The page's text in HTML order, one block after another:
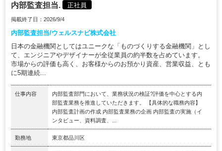
内部監査担当. 正社員
掲載終了日：2026/9/4
内部監査担当/ウェルスナビ株式会社
日本の金融機関としてはユニークな「ものづくりする金融機関」とし
て、エンジニアやデザイナーが全従業員の約半数を占めています。
市場からの評価も高く、お客様からのお預かり資産、営業収益、とも
に5期連続...
仕事内容
内部監査部門において、業務状況の検証?評価を中心とする内
部監査業務を推進していただきます。 【具体的な職務内容】
内部監査計画の作成 内部監査業務の企画 内部監査の実施（イ
ンタビュー、資料調査、...
勤務地 東京都品川区